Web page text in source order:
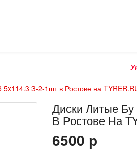
3-2-1шт в Ростове на
Диски Литые
В Ростове На
6500 р